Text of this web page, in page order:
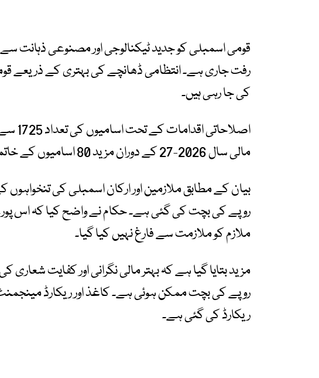
قومی اسمبلی کو جدید ٹیکنالوجی اور مصنوعی ذہانت
رفت جاری ہے۔ انتظامی ڈھانچے کی بہتری کے ذریعے
کی جا رہی ہیں۔
مالی سال 2026-27 کے دوران مزید 80 اسامیوں کے خاتمے کا منصوبہ بھی زیر غور ہے۔
روپے کی بچت کی گئی ہے۔ حکام نے واضح کیا کہ اس
ملازم کو ملازمت سے فارغ نہیں کیا گیا۔
مزید بتایا گیا ہے کہ بہتر مالی نگرانی اور کفایت
روپے کی بچت ممکن ہوئی ہے۔ کاغذ اور ریکارڈ
ریکارڈ کی گئی ہے۔